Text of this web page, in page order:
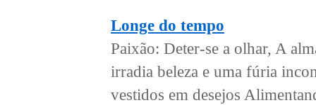
Longe do tempo
Paixão: Deter-se a olhar, A
irradia beleza e uma fúria
vestidos em desejos